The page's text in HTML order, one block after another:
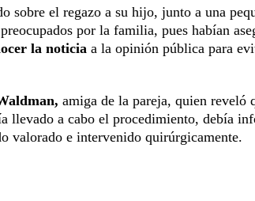
sobre el regazo a su hijo, junto a una
por la familia, pues habían
la noticia a la opinión pública para
amiga de la pareja, quien reveló
llevado a cabo el procedimiento, debía
valorado e intervenido quirúrgicamente.